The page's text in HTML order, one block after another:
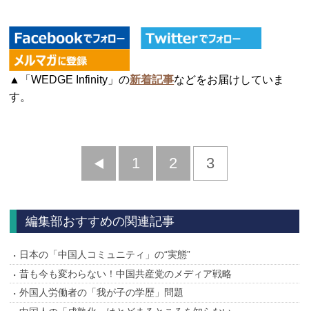
▲「WEDGE Infinity」の新着記事などをお届けしていま
す。
前
1 2 3
編集部おすすめの関連記事
日本の「中国人コミュニティ」の“実態”
昔も今も変わらない！中国共産党のメディア戦略
外国人労働者の「我が子の学歴」問題